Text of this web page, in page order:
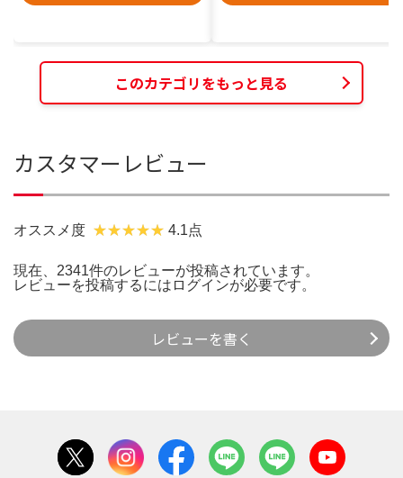
このカテゴリをもっと見る
カスタマーレビュー
オススメ度 4.1点
現在、2341件のレビューが投稿されています。
レビューを投稿するには ログインが必要です。
レビューを書く